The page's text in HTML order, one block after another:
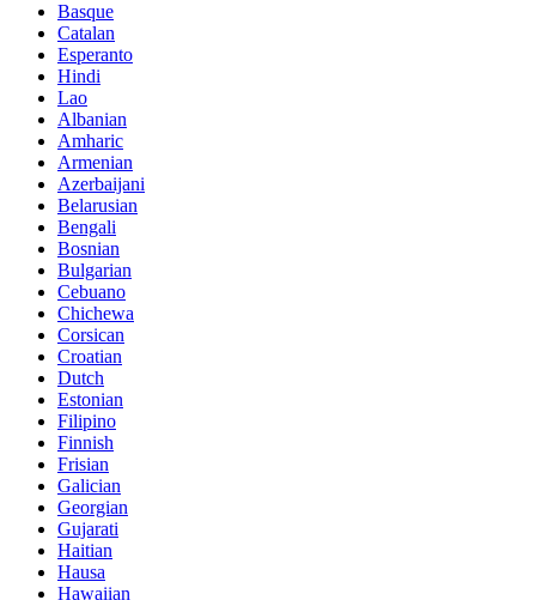
Basque
Catalan
Esperanto
Hindi
Lao
Albanian
Amharic
Armenian
Azerbaijani
Belarusian
Bengali
Bosnian
Bulgarian
Cebuano
Chichewa
Corsican
Croatian
Dutch
Estonian
Filipino
Finnish
Frisian
Galician
Georgian
Gujarati
Haitian
Hausa
Hawaiian